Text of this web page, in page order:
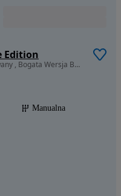
Edition
1995 cm3 • 150 KM • Pl Salon , Serwisowany , Bogata Wersja BOSE , Gwarancja , Zadbany !
Manualna